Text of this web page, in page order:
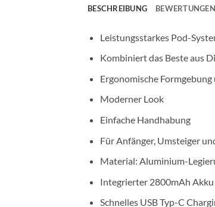
BESCHREIBUNG
Leistungsstarkes Pod-
Kombiniert das Beste aus
Ergonomische
Moderner Look
Einfache Handhabung
Für Anfänger, Umsteiger
Material: Aluminium-
Integrierter 2800mAh Akku
Schnelles USB Typ-C